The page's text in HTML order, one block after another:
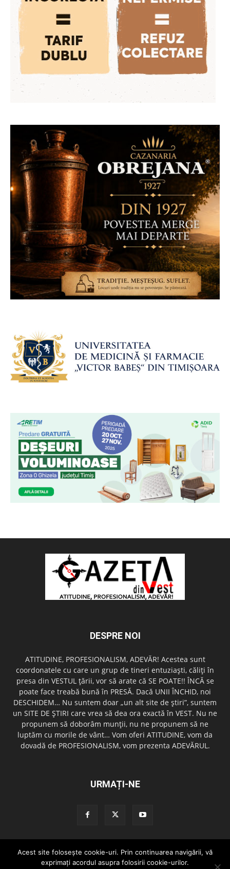
DESPRE NOI
ATITUDINE, PROFESIONALISM, ADEVĂR! Acestea sunt
coordonatele cu care un grup de tineri entuziaşti, căliţi în
presa din VESTUL ţării, vor să arate că SE POATE!! ÎNCĂ se
poate face treabă bună în PRESĂ. Dacă UNII ÎNCHID, noi
DESCHIDEM… Nu suntem doar „un alt site de ştiri”, suntem
un SITE DE ŞTIRI care vrea să dea ora exactă în VEST. Nu ne
propunem să doborâm munţii, nu ne propunem să ne
luptăm cu morile de vânt… Vom oferi ATITUDINE, vom da
dovadă de PROFESIONALISM, vom prezenta ADEVĂRUL.
URMAȚI-NE
Redactia GazetaDinVest.ro Termeni de utilizare
Cod de conduita
Confidentialitatea Datelor
Trimite o stire! Publicitate
Acest site foloseşte cookie-uri. Prin continuarea navigării, vă
exprimaţi acordul asupra folosirii cookie-urilor.